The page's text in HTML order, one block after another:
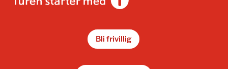
Bli frivillig